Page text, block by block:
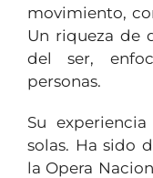
movimiento,
Un riqueza de
del ser,
personas.
Su
solas. Ha sido
la Opera